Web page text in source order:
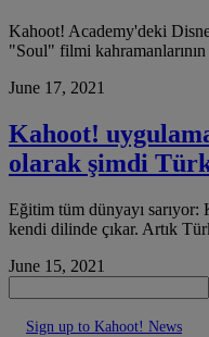
Kahoot! Academy'deki
"Soul" filmi
June 17, 2021
Kahoot!
olarak şimdi
Eğitim tüm dünyayı
kendi dilinde çıkar. Artık
June 15, 2021
Sign up to Kahoot! News